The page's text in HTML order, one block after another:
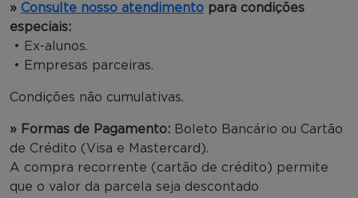
» Consulte nosso atendimento para condições
especiais:
• Ex-alunos.
• Empresas parceiras.
Condições não cumulativas.
» Formas de Pagamento: Boleto Bancário ou Cartão
de Crédito (Visa e Mastercard).
A compra recorrente (cartão de crédito) permite
que o valor da parcela seja descontado